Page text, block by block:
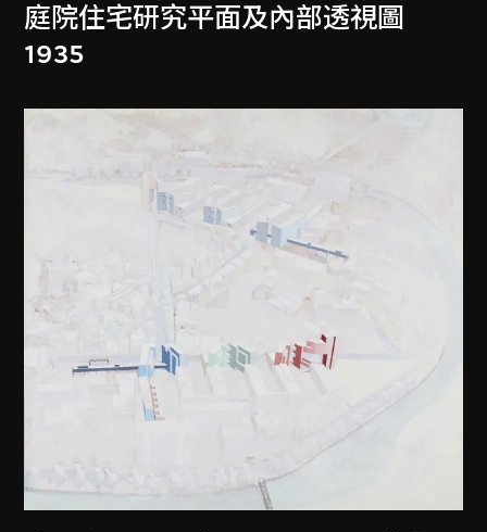
庭院住宅研究平面及內部透視圖
1935